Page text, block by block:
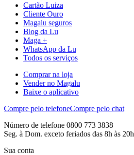
Cartão Luiza
Cliente Ouro
Magalu seguros
Blog da Lu
Maga +
WhatsApp da Lu
Todos os serviços
Comprar na loja
Vender no Magalu
Baixe o aplicativo
Compre pelo telefoneCompre pelo chat
Número de telefone 0800 773 3838
Seg. à Dom. exceto feriados das 8h às 20h
Sua conta